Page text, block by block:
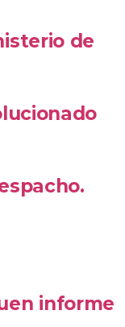
de
informe